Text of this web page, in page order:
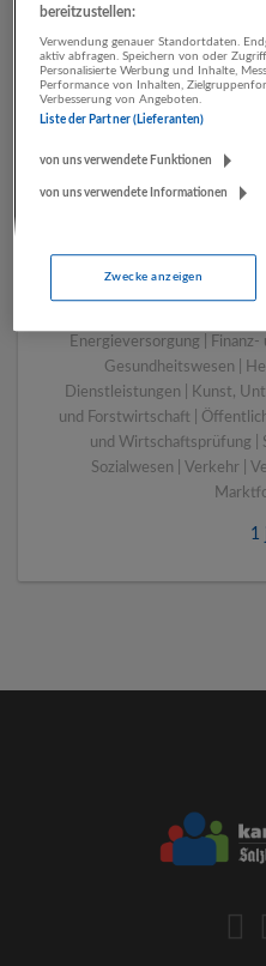
LUGSTEIN
Energieversorgung | Finanz-
Gesundheitswesen |
Dienstleistungen | Kunst,
und Forstwirtschaft |
und Wirtschaftsprüfung |
Sozialwesen | Verkehr |
1
bereitzustellen:
Verwendung genauer Standortdaten.
aktiv abfragen. Speichern von oder
Personalisierte Werbung und Inhalte,
Performance von Inhalten,
Verbesserung von Angeboten.
Liste der Partner (Lieferanten)
von uns verwendete Funktionen
von uns verwendete Informationen
Zwecke anzeigen